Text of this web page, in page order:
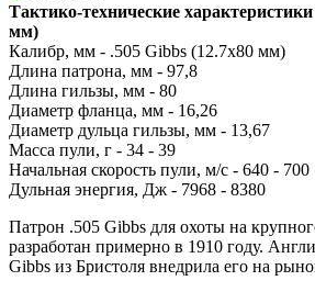
Тактико-технические
мм)
Калибр, мм - .505 Gibbs (12.7х80 мм)
Длина патрона, мм - 97,8
Длина гильзы, мм - 80
Диаметр фланца, мм - 16,26
Диаметр дульца гильзы, мм - 13,67
Масса пули, г - 34 - 39
Начальная скорость пули, м/с - 640 - 700
Дульная энергия, Дж - 7968 - 8380
Патрон .505 Gibbs для охоты на
разработан примерно в 1910 году.
Gibbs из Бристоля внедрила его на